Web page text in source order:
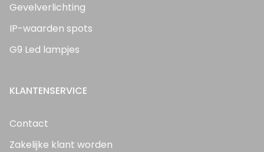
Gevelverlichting
IP-waarden spots
G9 Led lampjes
KLANTENSERVICE
Contact
Zakelijke klant worden